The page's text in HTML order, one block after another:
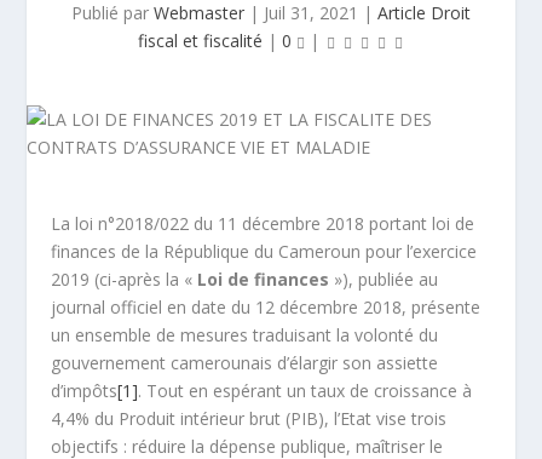
Publié par Webmaster | Juil 31, 2021 | Article Droit
fiscal et fiscalité | 0 |
La loi n°2018/022 du 11 décembre 2018 portant loi de
finances de la République du Cameroun pour l’exercice
2019 (ci-après la « Loi de finances »), publiée au
journal officiel en date du 12 décembre 2018, présente
un ensemble de mesures traduisant la volonté du
gouvernement camerounais d’élargir son assiette
d’impôts[1]. Tout en espérant un taux de croissance à
4,4% du Produit intérieur brut (PIB), l’Etat vise trois
objectifs : réduire la dépense publique, maîtriser le